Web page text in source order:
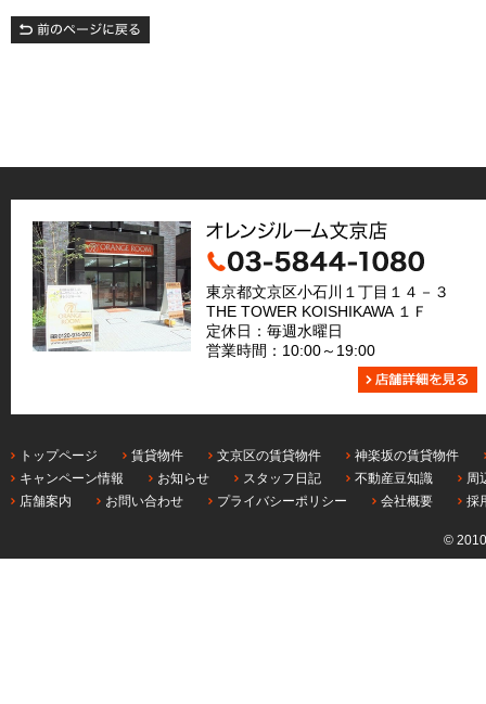
東京都文京区小石川１丁目１４－３
THE TOWER KOISHIKAWA １Ｆ
定休日：毎週水曜日
営業時間：10:00～19:00
トップページ 賃貸物件 文京区の賃貸物件
神楽坂の賃貸物件
キャンペーン情報
お知らせ スタッフ日記 不動産豆知識
周
店舗案内
お問い合わせ プライバシーポリシー 会社概要 採
©